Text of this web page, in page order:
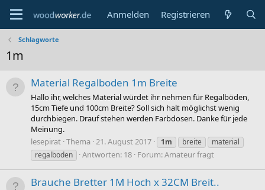
Anmelden Registrieren
Schlagworte
1m
Material Regalboden 1m Breite
Hallo ihr, welches Material würdet ihr nehmen für Regalböden,
15cm Tiefe und 100cm Breite? Soll sich halt möglichst wenig
durchbiegen. Drauf stehen werden Farbdosen. Danke für jede
Meinung.
lesepirat Thema 21. August 2017 1m breite
material
regalboden
Antworten: 18 Forum:Amateur fragt
Brauche Bretter 1M Hoch x 32CM Breit..